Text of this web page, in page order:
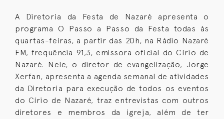
A Diretoria da Festa de Nazaré apresenta o
programa O Passo a Passo da Festa todas às
quartas-feiras, a partir das 20h, na Rádio Nazaré
FM, frequência 91,3, emissora oficial do Círio de
Nazaré. Nele, o diretor de evangelização, Jorge
Xerfan, apresenta a agenda semanal de atividades
da Diretoria para execução de todos os eventos
do Círio de Nazaré, traz entrevistas com outros
diretores e membros da igreja, além de ter